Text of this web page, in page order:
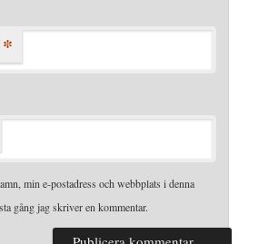
*
min e-postadress och webbplats i denna
gång jag skriver en kommentar.